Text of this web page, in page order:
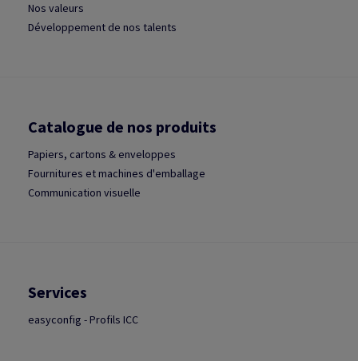
Nos valeurs
Développement de nos talents
Catalogue de nos produits
Papiers, cartons & enveloppes
Fournitures et machines d'emballage
Communication visuelle
Services
easyconfig - Profils ICC